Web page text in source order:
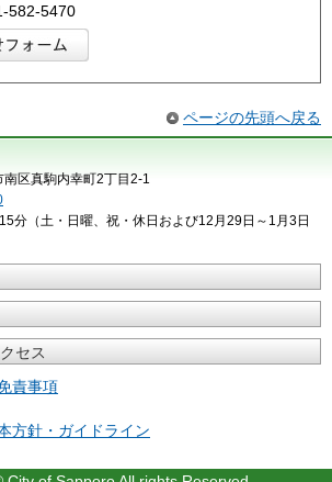
582-5470
ページの先頭へ戻る
区真駒内幸町2丁目2-1
分（土・日曜、祝・休日および12月29日～1月3日
セス
責事項
方針・ガイドライン